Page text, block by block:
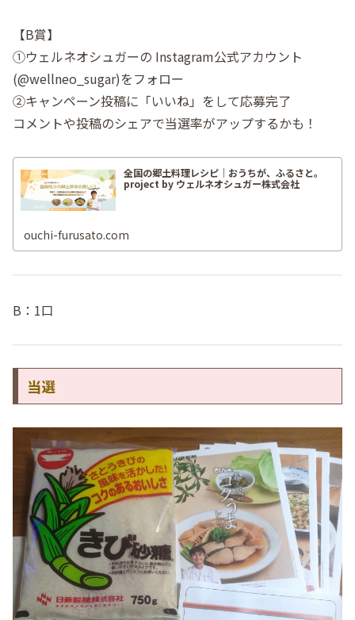
【B賞】
①ウェルネオシュガーの Instagram公式アカウント
(@wellneo_sugar)をフォロー
②キャンペーン投稿に「いいね」をして応募完了
コメントや投稿のシェアで当選率がアップするかも！
全国の郷土料理レシピ｜おうちが、ふるさと。
project by ウェルネオシュガー株式会社
ouchi-furusato.com
B：1口
当選